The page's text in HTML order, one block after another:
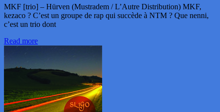
MKF [trio] – Hürven (Mustradem / L’Autre Distribution) MKF,
kezaco ? C’est un groupe de rap qui succède à NTM ? Que nenni,
c’est un trio dont
Read more